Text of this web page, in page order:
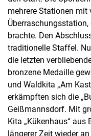
mehrere Stationen mit
brachte. Den
traditionelle Staffel.
die letzten
bronzene Medaille
und Waldkita „Am
erkämpften sich die
Geißmannsdorf. Mit
Kita „Kükenhaus“
längerer Zeit wieder